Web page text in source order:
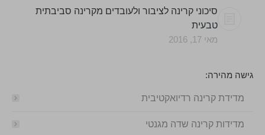
סיכוני קרינה לציבור ולעובדים מקרינה סביבתית
טבעית
מאי 17, 2016
גישה מהירה:
מדידת קרינה רדיואקטיבית
מדידות קרינה שדה מגנטי